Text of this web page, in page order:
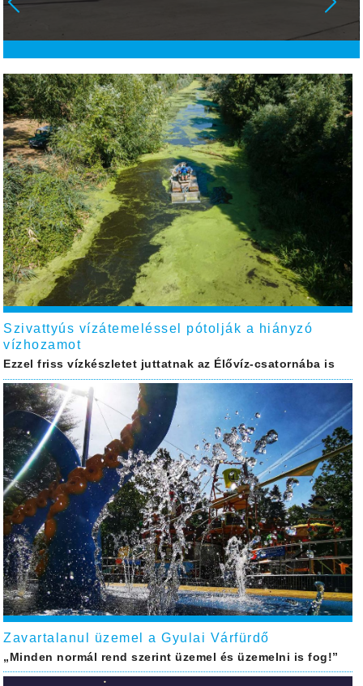
Szivattyús vízátemeléssel pótolják a hiányzó
vízhozamot
Ezzel friss vízkészletet juttatnak az Élővíz-csatornába is
Zavartalanul üzemel a Gyulai Várfürdő
„Minden normál rend szerint üzemel és üzemelni is fog!”